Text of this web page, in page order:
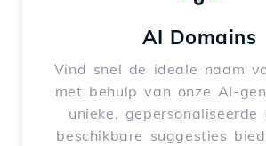
AI Domains
Vind snel de ideale naam
met behulp van onze AI-
unieke,
beschikbare suggesties